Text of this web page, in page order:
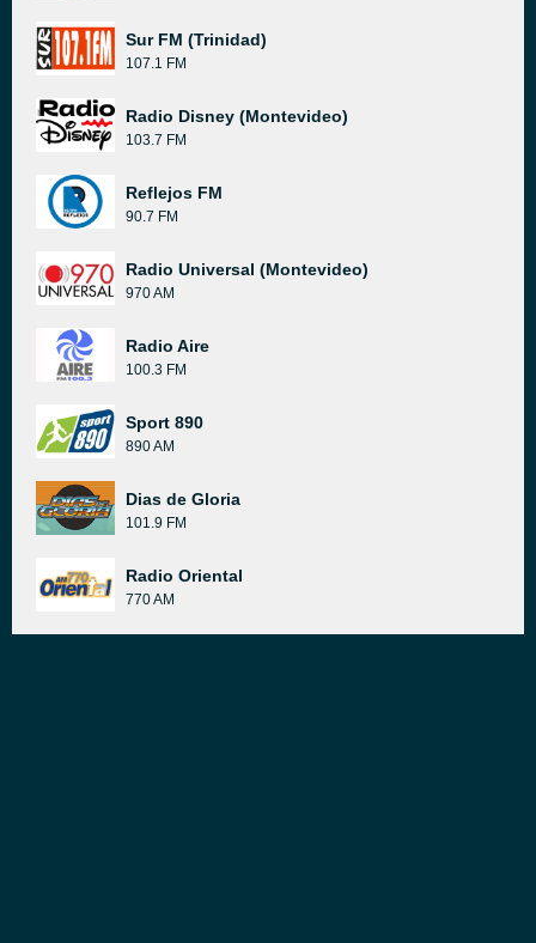
Sur FM (Trinidad)
107.1 FM
Radio Disney (Montevideo)
103.7 FM
Reflejos FM
90.7 FM
Radio Universal (Montevideo)
970 AM
Radio Aire
100.3 FM
Sport 890
890 AM
Dias de Gloria
101.9 FM
Radio Oriental
770 AM